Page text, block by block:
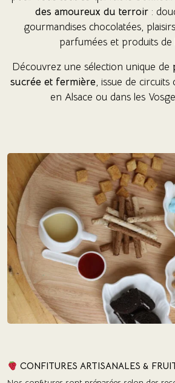
des amoureux du terroir :
gourmandises chocolatées,
parfumées et produits de
Découvrez une sélection unique de
sucrée et fermière, issue de
en Alsace ou dans les
CONFITURES ARTISANALES &